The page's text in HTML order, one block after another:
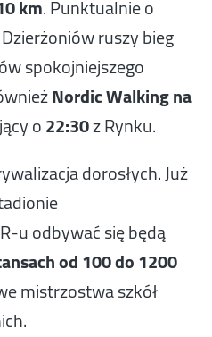
km. Punktualnie o
ruszy bieg
spokojniejszego
Nordic Walking na
o22:30z Rynku.
dorosłych. Już
u odbywać się będą
od 100 do 1200
mistrzostwa szkół